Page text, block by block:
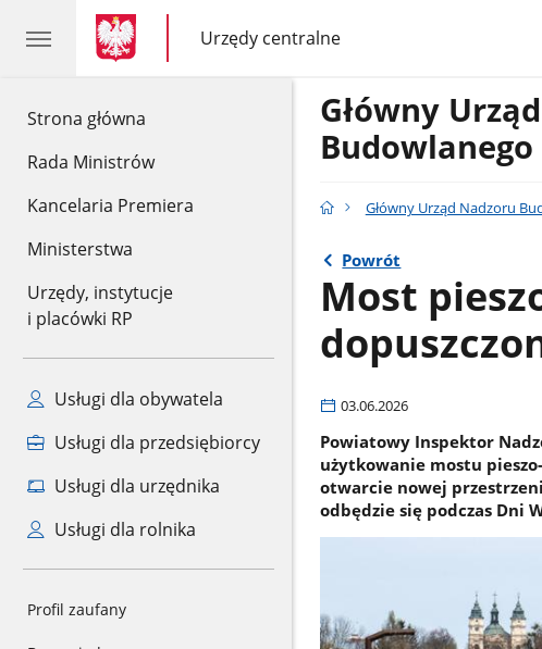
Strona główna
Rada Ministrów
Kancelaria Premiera
Ministerstwa
Urzędy, instytucje
i placówki RP
Usługi dla obywatela
Usługi dla przedsiębiorcy
Usługi dla urzędnika
Usługi dla rolnika
Profil zaufany
gov.pl
gov.pl
Urzędy centralne
gov.pl
Urzędy
centralne
Główny
Budowlanego
Główny Urząd Nadzoru
Powrót
Most
03.06.2026
Powiatowy Inspektor
użytkowanie mostu
otwarcie nowej
odbędzie się podczas Dni